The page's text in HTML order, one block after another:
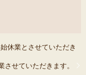
休業とさせていただき
せていただきます。